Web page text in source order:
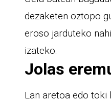
dezaketen oztopo
eroso jarduteko
izateko.
Jolas
Lan aretoa edo toki